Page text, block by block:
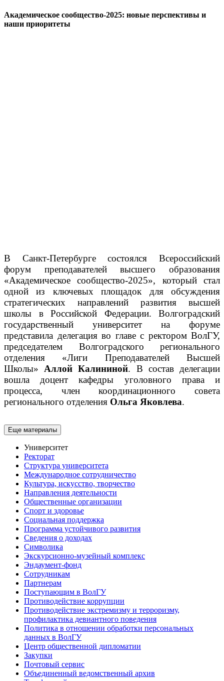
Академическое сообщество-2025: новые перспективы и
наши приоритеты
В Санкт-Петербурге состоялся Всероссийский
форум преподавателей высшего образования
«Академическое сообщество-2025», который стал
одной из ключевых площадок для обсуждения
стратегических направлений развития высшей
школы в Российской Федерации. Волгоградский
государственный университет на форуме
представила делегация во главе с ректором ВолГУ,
председателем Волгоградского регионального
отделения «Лиги Преподавателей Высшей
Школы»Аллой Калининой. В состав делегации
вошла доцент кафедры уголовного права и
процесса, член координационного совета
регионального отделения Ольга Яковлева.
Еще материалы
Университет
Ректорат
Структура университета
Международное сотрудничество
Культура, искусство, творчество
Направления деятельности
Общественные организации
Спорт и здоровье
Социальная поддержка
Программа устойчивого развития
Сведения о доходах
Символика
Экскурсионно-музейный комплекс
Эндаумент-фонд
Сотрудникам
Партнерам
Поступающим в ВолГУ
Противодействие коррупции
Противодействие экстремизму и терроризму,
профилактика девиантного поведения
Политика в отношении обработки персональных
данных в ВолГУ
Центр общественной дипломатии
Закупки
Почтовый сервис
Объединенный ведомственный архив